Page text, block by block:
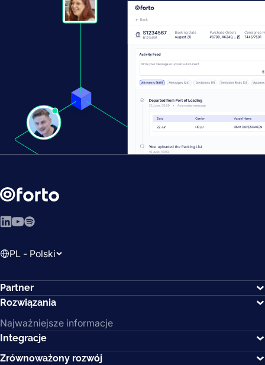
LinkedIn
YouTube
Spotify
PL - Polski
Partner
Rozwiązania
Najważniejsze informacje
Integracje
Zrównoważony rozwój